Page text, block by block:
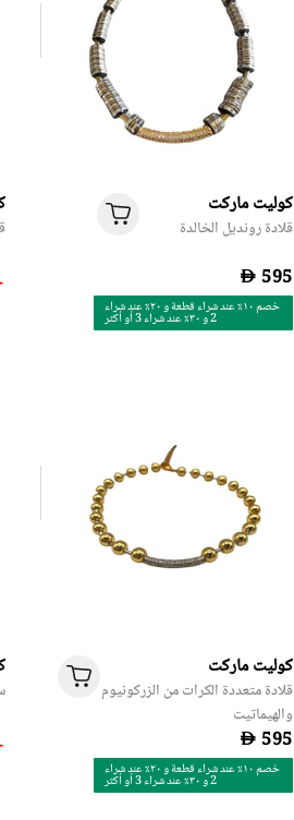
كوليت ماركت
قلادة رونديل الخالدة
D
خصم ١٠٪ عند شراء قطعة و ٢٠٪ عند شراء
2 و ٣٠٪ عند شراء 3 أو أكثر
كوليت ماركت
قلادة متعددة الكرات من الزركونيوم
والهيماتيت
D
خصم ١٠٪ عند شراء قطعة و ٢٠٪ عند شراء
2 و ٣٠٪ عند شراء 3 أو أكثر